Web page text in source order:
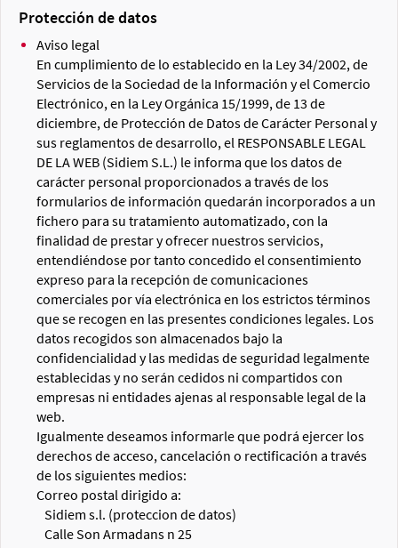
Protección de datos
Aviso legal
En cumplimiento de lo establecido en la Ley 34/2002, de
Servicios de la Sociedad de la Información y el Comercio
Electrónico, en la Ley Orgánica 15/1999, de 13 de
diciembre, de Protección de Datos de Carácter Personal y
sus reglamentos de desarrollo, el RESPONSABLE LEGAL
DE LA WEB (Sidiem S.L.) le informa que los datos de
carácter personal proporcionados a través de los
formularios de información quedarán incorporados a un
fichero para su tratamiento automatizado, con la
finalidad de prestar y ofrecer nuestros servicios,
entendiéndose por tanto concedido el consentimiento
expreso para la recepción de comunicaciones
comerciales por vía electrónica en los estrictos términos
que se recogen en las presentes condiciones legales. Los
datos recogidos son almacenados bajo la
confidencialidad y las medidas de seguridad legalmente
establecidas y no serán cedidos ni compartidos con
empresas ni entidades ajenas al responsable legal de la
web.
Igualmente deseamos informarle que podrá ejercer los
derechos de acceso, cancelación o rectificación a través
de los siguientes medios:
Correo postal dirigido a:
Sidiem s.l. (proteccion de datos)
Calle Son Armadans n 25